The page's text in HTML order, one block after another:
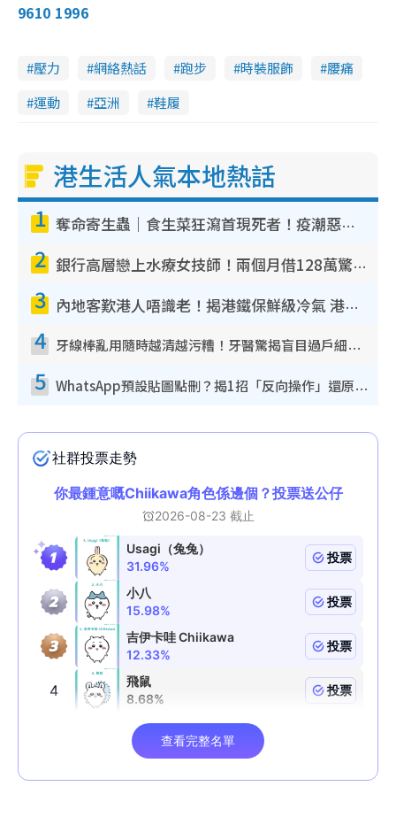
9610 1996
壓力 網絡熱話 跑步 時裝服飾
腰痛
運動
亞洲 鞋履
港生活人氣本地熱話
1 奪命寄生蟲｜食生菜狂瀉首現死者！疫潮惡化錄1.8萬宗病例 揭洗菜3大謬誤
2 銀行高層戀上水療女技師！兩個月借128萬驚覺「沉船」沉落火海 揭背後疑似邪教操控賣淫
3 內地客歎港人唔識老！揭港鐵保鮮級冷氣 港人求放過：咪投訴
4 牙線棒亂用隨時越清越污糟！牙醫驚揭盲目過戶細菌恐致蛀牙：呢種先係日常真保養
5 WhatsApp預設貼圖點刪？揭1招「反向操作」還原簡潔介面 附3步實測教學